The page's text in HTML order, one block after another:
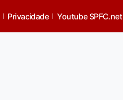
Privacidade Youtube SPFC.net